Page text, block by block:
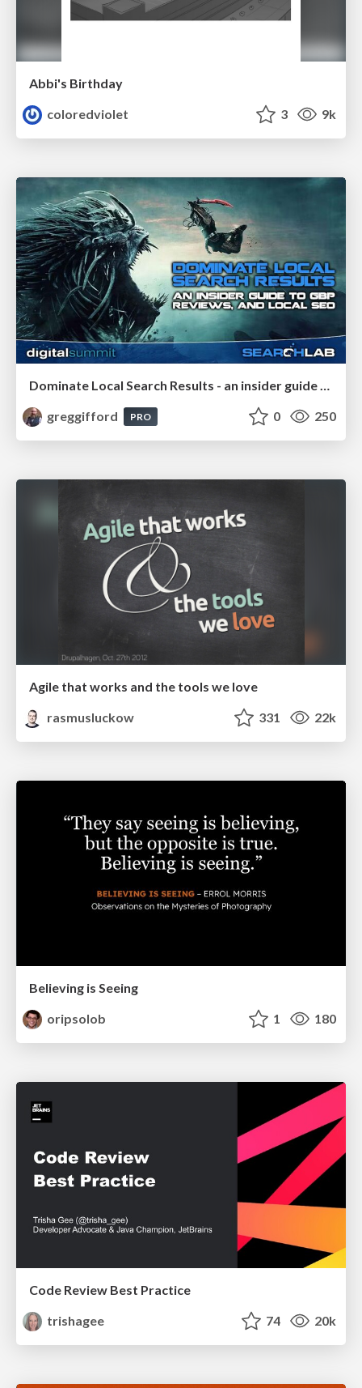
Abbi's Birthday
coloredviolet
3 9k
greggifford
PRO 0 250
Agile that works and the tools we love
rasmusluckow
331 22k
Believing is Seeing
oripsolob
1 180
Code Review Best Practice
trishagee
74 20k